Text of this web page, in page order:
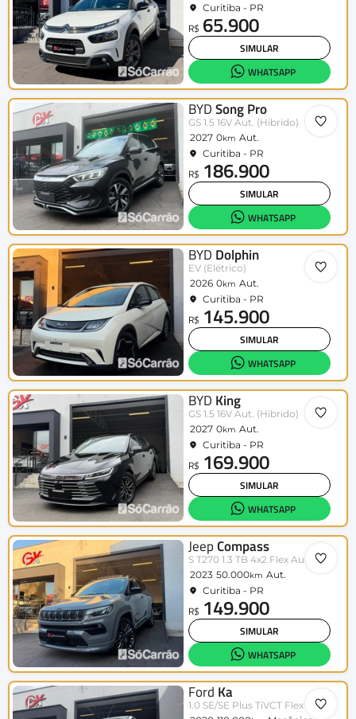
Curitiba - PR
R$ 65.900
SIMULAR
WHATSAPP
BYDSong Pro
GS 1.5 16V Aut. (Hibrido)
2027 0km Aut.
Curitiba - PR
R$ 186.900
SIMULAR
WHATSAPP
BYD Dolphin
EV (Elétrico)
2026 0km Aut.
Curitiba - PR
R$ 145.900
SIMULAR
WHATSAPP
BYD King
GS 1.5 16V Aut. (Hibrido)
2027 0km Aut.
Curitiba - PR
R$ 169.900
SIMULAR
WHATSAPP
Jeep Compass
S T270 1.3 TB 4x2 Flex Aut.
2023 50.000km Aut.
Curitiba - PR
R$ 149.900
SIMULAR
WHATSAPP
Ford Ka
1.0 SE/SE Plus TiVCT Flex 5p